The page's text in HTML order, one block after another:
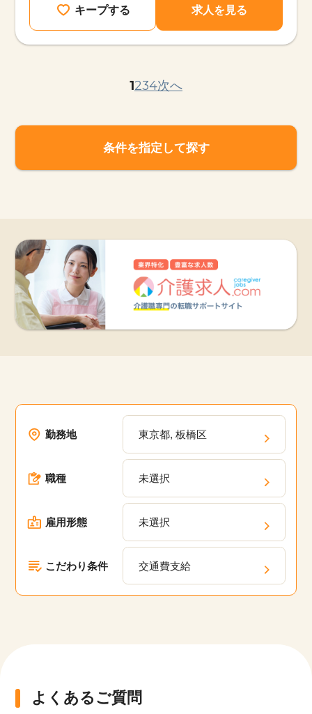
キープする 求人を見る
1234次へ
条件を指定して探す
勤務地 東京都, 板橋区
職種 未選択
雇用形態 未選択
こだわり条件 交通費支給
よくあるご質問